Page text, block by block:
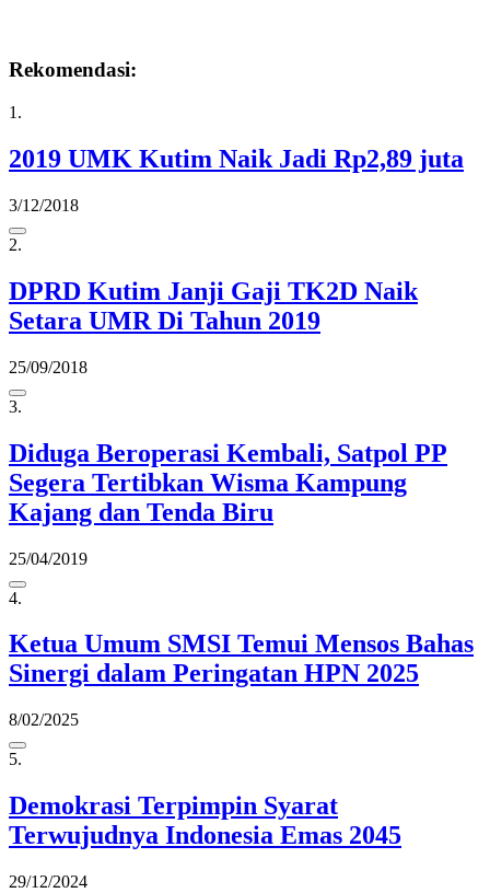
Rekomendasi:
1.
2019 UMK Kutim Naik Jadi Rp2,89 juta
3/12/2018
2.
DPRD Kutim Janji Gaji TK2D Naik
Setara UMR Di Tahun 2019
25/09/2018
3.
Diduga Beroperasi Kembali, Satpol PP
Segera Tertibkan Wisma Kampung
Kajang dan Tenda Biru
25/04/2019
4.
Ketua Umum SMSI Temui Mensos Bahas
Sinergi dalam Peringatan HPN 2025
8/02/2025
5.
Demokrasi Terpimpin Syarat
Terwujudnya Indonesia Emas 2045
29/12/2024